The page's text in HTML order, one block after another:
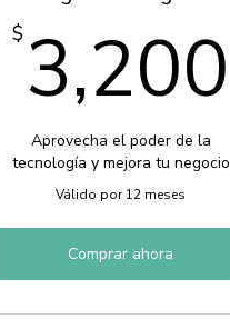
$ 3,200
Aprovecha el poder de la
tecnología y mejora tu negocio
Válido por 12 meses
Comprar ahora